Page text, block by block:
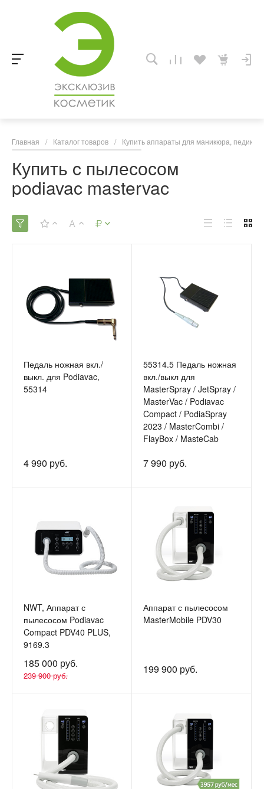
Главная / Каталог товаров / Купить аппараты для маникюра,
Купить c пылесосом
podiavac mastervac
Педаль ножная вкл./
выкл. для Podiavac,
55314
4 990 руб.
55314.5 Педаль ножная
вкл./выкл для
MasterSpray / JetSpray /
MasterVac / Podiavac
Compact / PodiaSpray
2023 / MasterCombi /
FlayBox / MasteCab
7 990 руб.
NWT, Аппарат с
пылесосом Podiavac
Compact PDV40 PLUS,
9169.3
185 000 руб.
239 900 руб.
Аппарат с пылесосом
MasterMobile PDV30
199 900 руб.